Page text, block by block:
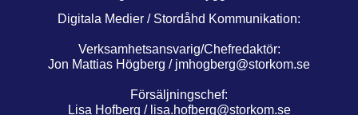
Digitala Medier / Stordåhd Kommunikation:
Verksamhetsansvarig/Chefredaktör:
Jon Mattias Högberg / jmhogberg@storkom.se
Försäljningschef:
Lisa Hofberg / lisa.hofberg@storkom.se